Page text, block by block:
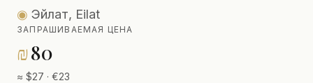
◉ Эйлат, Eilat
ЗАПРАШИВАЕМАЯ ЦЕНА
₪80
≈ $27 · €23